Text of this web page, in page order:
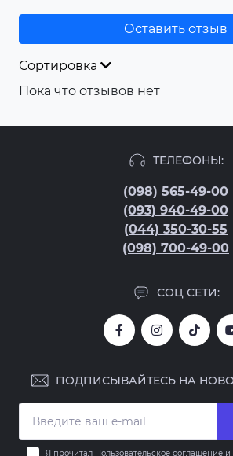
Оставить отзыв
Сортировка
Пока что отзывов нет
ТЕЛЕФОНЫ:
(098) 565-49-00
(093) 940-49-00
(044) 350-30-55
(098) 700-49-00
СОЦ СЕТИ:
ПОДПИСЫВАЙТЕСЬ НА
Я прочитал Пользовательское соглашениеи